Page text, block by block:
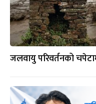
जलवायु परिवर्तनको